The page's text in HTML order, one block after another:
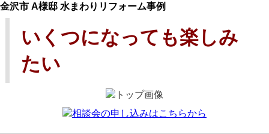
金沢市 A様邸 水まわりリフォーム事例
いくつになっても楽しみ
たい